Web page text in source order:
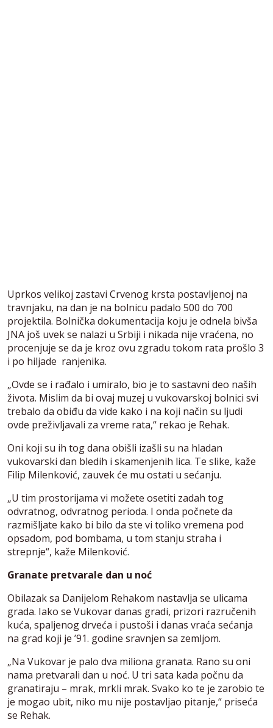
Uprkos velikoj zastavi Crvenog krsta postavljenoj na
travnjaku, na dan je na bolnicu padalo 500 do 700
projektila. Bolnička dokumentacija koju je odnela bivša
JNA još uvek se nalazi u Srbiji i nikada nije vraćena, no
procenjuje se da je kroz ovu zgradu tokom rata prošlo 3
i po hiljade ranjenika.
„Ovde se i rađalo i umiralo, bio je to sastavni deo naših
života. Mislim da bi ovaj muzej u vukovarskoj bolnici svi
trebalo da obiđu da vide kako i na koji način su ljudi
ovde preživljavali za vreme rata,“ rekao je Rehak.
Oni koji su ih tog dana obišli izašli su na hladan
vukovarski dan bledih i skamenjenih lica. Te slike, kaže
Filip Milenković, zauvek će mu ostati u sećanju.
„U tim prostorijama vi možete osetiti zadah tog
odvratnog, odvratnog perioda. I onda počnete da
razmišljate kako bi bilo da ste vi toliko vremena pod
opsadom, pod bombama, u tom stanju straha i
strepnje“, kaže Milenković.
Granate pretvarale dan u noć
Obilazak sa Danijelom Rehakom nastavlja se ulicama
grada. Iako se Vukovar danas gradi, prizori razručenih
kuća, spaljenog drveća i pustoši i danas vraća sećanja
na grad koji je ’91. godine sravnjen sa zemljom.
„Na Vukovar je palo dva miliona granata. Rano su oni
nama pretvarali dan u noć. U tri sata kada počnu da
granatiraju – mrak, mrkli mrak. Svako ko te je zarobio te
je mogao ubit, niko mu nije postavljao pitanje,“ priseća
se Rehak.